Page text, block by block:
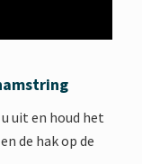
uit en houd het
de hak op de